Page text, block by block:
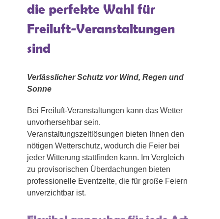
die perfekte Wahl für
Freiluft-Veranstaltungen
sind
Verlässlicher Schutz vor Wind, Regen und
Sonne
Bei Freiluft-Veranstaltungen kann das Wetter
unvorhersehbar sein.
Veranstaltungszeltlösungen bieten Ihnen den
nötigen Wetterschutz, wodurch die Feier bei
jeder Witterung stattfinden kann. Im Vergleich
zu provisorischen Überdachungen bieten
professionelle Eventzelte, die für große Feiern
unverzichtbar ist.